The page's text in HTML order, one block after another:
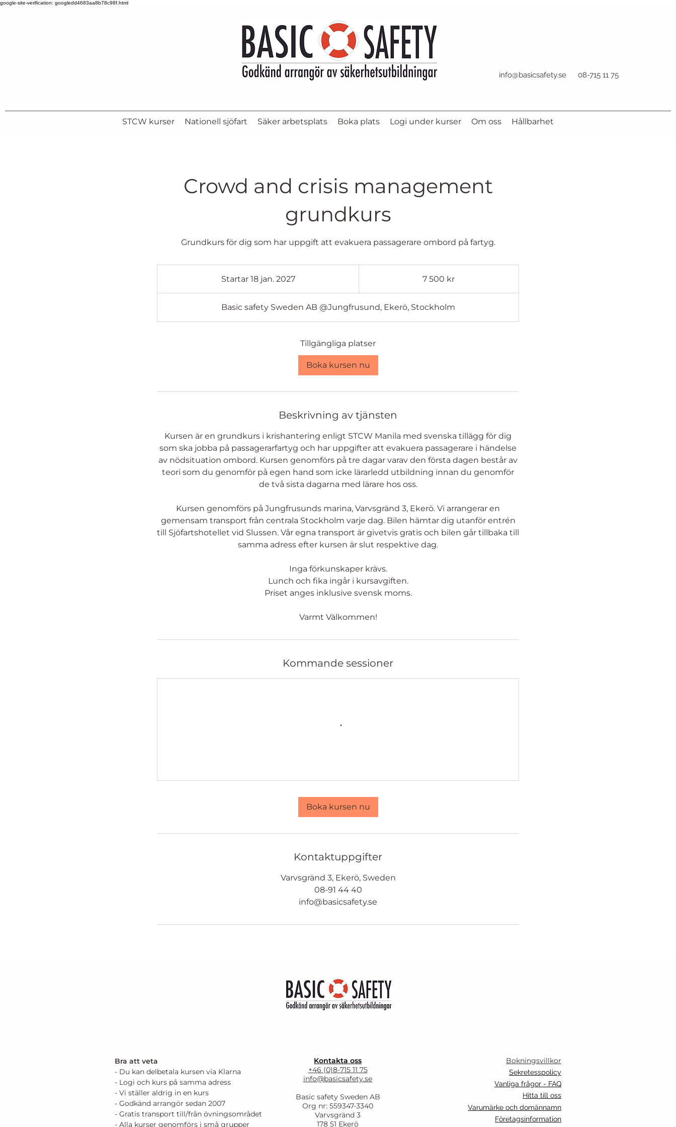
google-site-verification: googledd4683aa8b78c98f.html
info@basicsafety.se 08-715 11 75
STCW kurser Nationell sjöfart Säker arbetsplats Boka plats Logi under kurser Om oss Hållbarhet
Crowd and crisis management
grundkurs
Grundkurs för dig som har uppgift att evakuera passagerare ombord på fartyg.
Startar 18 jan. 2027S
t
a
8
n
2
0
2
7
7 500 kr
Basic safety Sweden AB @Jungfrusund, Ekerö, Stockholm
Tillgängliga platser
Boka kursen nu
Beskrivning av tjänsten
Kursen är en grundkurs i krishantering enligt STCW Manila med svenska tillägg för dig
som ska jobba på passagerarfartyg och har uppgifter att evakuera passagerare i händelse
av nödsituation ombord. Kursen genomförs på tre dagar varav den första dagen består av
teori som du genomför på egen hand som icke lärarledd utbildning innan du genomför
de två sista dagarna med lärare hos oss.
Kursen genomförs på Jungfrusunds marina, Varvsgränd 3, Ekerö. Vi arrangerar en
gemensam transport från centrala Stockholm varje dag. Bilen hämtar dig utanför entrén
till Sjöfartshotellet vid Slussen. Vår egna transport är givetvis gratis och bilen går tillbaka till
samma adress efter kursen är slut respektive dag.
Inga förkunskaper krävs.
Lunch och fika ingår i kursavgiften.
Priset anges inklusive svensk moms.
Kommande sessioner
Boka kursen nu
Kontaktuppgifter
Varvsgränd 3, Ekerö, Sweden
08-91 44 40
info@basicsafety.se
Bra att veta
- Du kan delbetala kursen via Klarna
- Logi och kurs på samma adress
- Vi ställer aldrig in en kurs
- Godkänd arrangör sedan 2007
- Gratis transport till/från övningsområdet
- Alla kurser genomförs i små grupper
Kontakta oss
+46 (0)8-715 11 75
info@basicsafety.se
Basic safety Sweden AB
Org nr: 559347-3340
Varvsgränd 3
178 51 Ekerö
Bokningsvillkor
Sekretesspolicy
Vanliga frågor - FAQ
Hitta till oss
Varumärke och domännamn
Företagsinformation